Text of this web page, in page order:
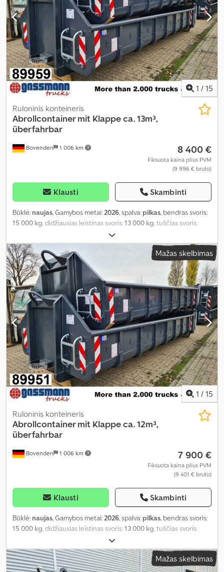
1 / 15
Bovenden 1 006 km
Ruloninis konteineris
Abrollcontainer mit Klappe ca. 13m³,
überfahrbar
8 400 €
Fiksuota kaina plius PVM
(9 996 € bruto)
Klausti Skambinti
Būklė: naujas, Gamybos metai: 2026, spalva: pilkas, bendras svoris:
15 000 kg , didžiausias leistinas svoris:13 000 kg , tuščias svoris:
13 m³
mm, krovimo vietos ilgis:7 000 mm, krovos erdvės aukštis:750
mm, pavaros tipas:kitas kitas Mažas skelbimas
1 / 15
Bovenden 1 006 km
Ruloninis konteineris
Abrollcontainer mit Klappe ca. 12m³,
überfahrbar
7 900 €
Fiksuota kaina plius PVM
(9 401 € bruto)
Klausti Skambinti
Būklė: naujas, Gamybos metai:2026, spalva: pilkas, bendras svoris:
15 000 kg, didžiausias leistinas svoris:13 000 kg, tuščias svoris:
12 m³
mm, krovimo vietos ilgis:6 500 mm, krovos erdvės aukštis:750
mm, pavaros tipas:kitas, vairuotojo kabina:kitas Mažas skelbimas